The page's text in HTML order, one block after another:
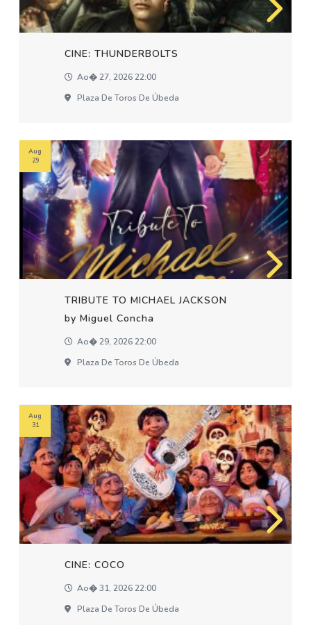
CINE: THUNDERBOLTS
Ao� 27, 2026 22:00
Plaza De Toros De Úbeda
TRIBUTE TO MICHAEL JACKSON
by Miguel Concha
Ao� 29, 2026 22:00
Plaza De Toros De Úbeda
Aug
29
CINE: COCO
Ao� 31, 2026 22:00
Plaza De Toros De Úbeda
Aug
31